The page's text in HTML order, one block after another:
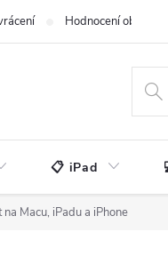
Hodnocení obchodu
📋 iPad
Macu, iPadu a iPhone